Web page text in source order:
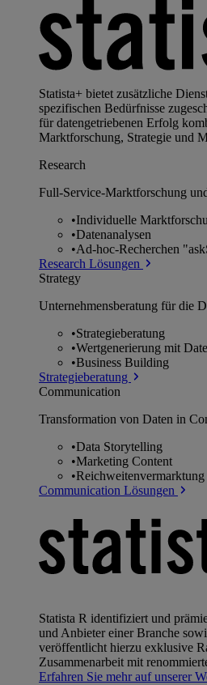
Statista+ bietet zusätzliche
spezifischen Bedürfnisse
für datengetriebenen Erfolg
Marktforschung, Strategie und
Research
Full-Service-Marktforschung
•Individuelle
•Datenanalysen
•Ad-hoc-Recherchen
Research Lösungen
Strategy
Unternehmens­beratung für die
•Strategieberatung
•Wertgenerierung mit
•Business Building
Strategieberatung
Communication
Transformation von Daten in
•Data Storytelling
•Marketing Content
•Reichweitenvermarktung
Communication Lösungen
Statista R identifiziert und
und Anbieter einer Branche
veröffentlicht hierzu exklusive
Zusammenarbeit mit
Erfahren Sie mehr auf unserer